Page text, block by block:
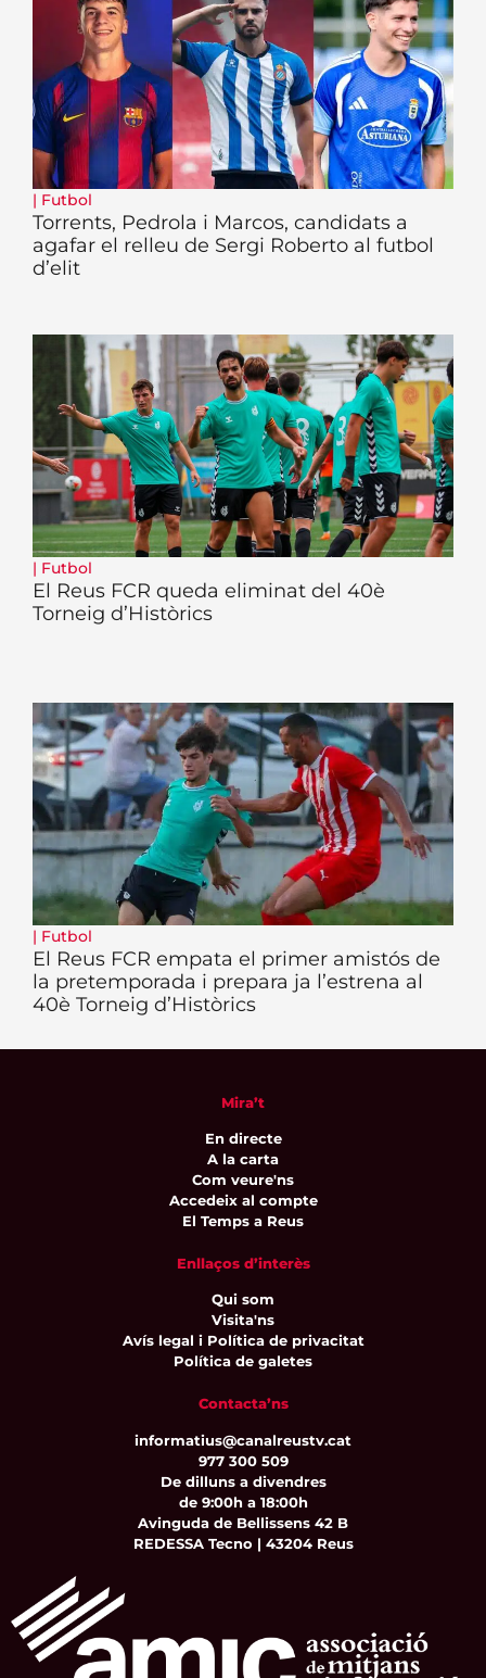
| Futbol
Torrents, Pedrola i Marcos, candidats a
agafar el relleu de Sergi Roberto al futbol
d’elit
| Futbol
El Reus FCR queda eliminat del 40è
Torneig d’Històrics
| Futbol
El Reus FCR empata el primer amistós de
la pretemporada i prepara ja l’estrena al
40è Torneig d’Històrics
Mira’t
En directe
A la carta
Com veure'ns
Accedeix al compte
El Temps a Reus
Enllaços d’interès
Qui som
Visita'ns
Avís legal i Política de privacitat
Política de galetes
Contacta’ns
informatius@canalreustv.cat
977 300 509
De dilluns a divendres
de 9:00h a 18:00h
Avinguda de Bellissens 42 B
REDESSA Tecno | 43204 Reus